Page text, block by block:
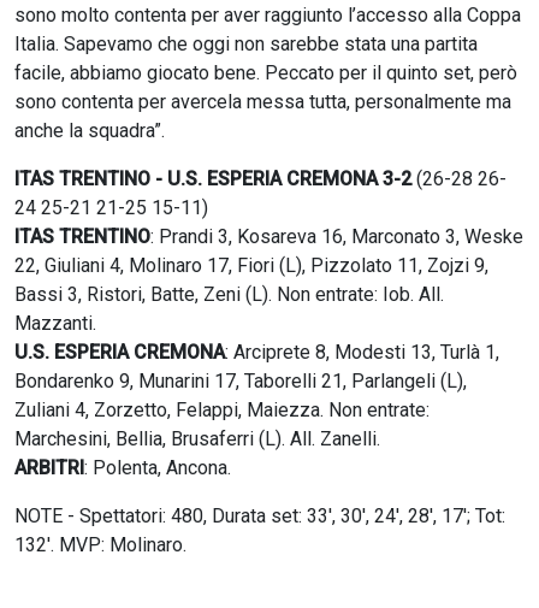
sono molto contenta per aver raggiunto l’accesso alla Coppa
Italia. Sapevamo che oggi non sarebbe stata una partita
facile, abbiamo giocato bene. Peccato per il quinto set, però
sono contenta per avercela messa tutta, personalmente ma
anche la squadra”.
ITAS TRENTINO - U.S. ESPERIA CREMONA 3-2(26-28 26-
24 25-21 21-25 15-11)
ITAS TRENTINO: Prandi 3, Kosareva 16, Marconato 3, Weske
22, Giuliani 4, Molinaro 17, Fiori (L), Pizzolato 11, Zojzi 9,
Bassi 3, Ristori, Batte, Zeni (L). Non entrate: Iob. All.
Mazzanti.
U.S. ESPERIA CREMONA: Arciprete 8, Modesti 13, Turlà 1,
Bondarenko 9, Munarini 17, Taborelli 21, Parlangeli (L),
Zuliani 4, Zorzetto, Felappi, Maiezza. Non entrate:
Marchesini, Bellia, Brusaferri (L). All. Zanelli.
ARBITRI: Polenta, Ancona.
NOTE - Spettatori: 480, Durata set: 33', 30', 24', 28', 17'; Tot:
132'. MVP: Molinaro.